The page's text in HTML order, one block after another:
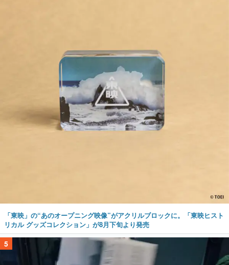
「東映」の“あのオープニング映像”がアクリルブロックに。「東映ヒスト
リカル グッズコレクション」が8月下旬より発売
5